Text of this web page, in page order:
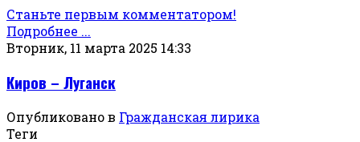
Станьте первым комментатором!
Подробнее ...
Вторник, 11 марта 2025 14:33
Киров – Луганск
Опубликовано в Гражданская лирика
Теги